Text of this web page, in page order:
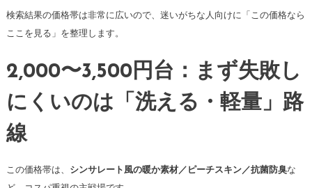
検索結果の価格帯は非常に広いので、迷いがちな人向けに「この価格なら
ここを見る」を整理します。
2,000〜3,500円台：まず失敗し
にくいのは「洗える・軽量」路
線
この価格帯は、 シンサレート風の暖か素材／ピーチスキン／抗菌防臭な